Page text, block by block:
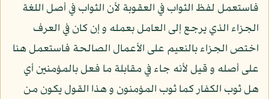
فاستعمل لفظ الثواب في العقوبة لأن الثواب في أصل اللغة
الجزاء الذي يرجع إلى العامل بعمله و إن كان في العرف
اختص الجزاء بالنعيم على الأعمال الصالحة فاستعمل هنا
على أصله و قيل لأنه جاء في مقابلة ما فعل بالمؤمنين أي
هل ثوب الكفار كما ثوب المؤمنون و هذا القول يكون من